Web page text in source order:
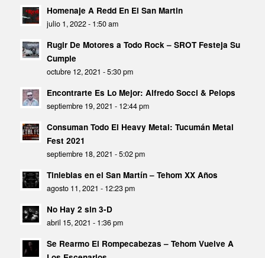
Homenaje A Redd En El San Martin
julio 1, 2022 - 1:50 am
Rugir De Motores a Todo Rock – SROT Festeja Su
Cumple
octubre 12, 2021 - 5:30 pm
Encontrarte Es Lo Mejor: Alfredo Socci & Pelops
septiembre 19, 2021 - 12:44 pm
Consuman Todo El Heavy Metal: Tucumán Metal
Fest 2021
septiembre 18, 2021 - 5:02 pm
Tinieblas en el San Martín – Tehom XX Años
agosto 11, 2021 - 12:23 pm
No Hay 2 sin 3-D
abril 15, 2021 - 1:36 pm
Se Rearmo El Rompecabezas – Tehom Vuelve A